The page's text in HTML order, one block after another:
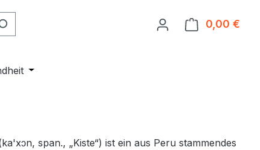
0,00 €
Events
Öffne oder Schließe das Dropdown der Kategorie
span., „Kiste“) ist ein aus Peru stammendes